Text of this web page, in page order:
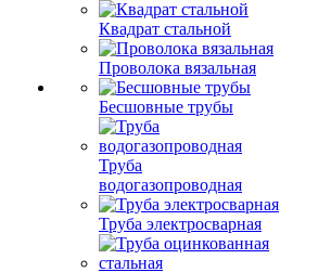
Квадрат стальной
Проволока вязальная
Бесшовные трубы
Труба
водогазопроводная
Труба электросварная